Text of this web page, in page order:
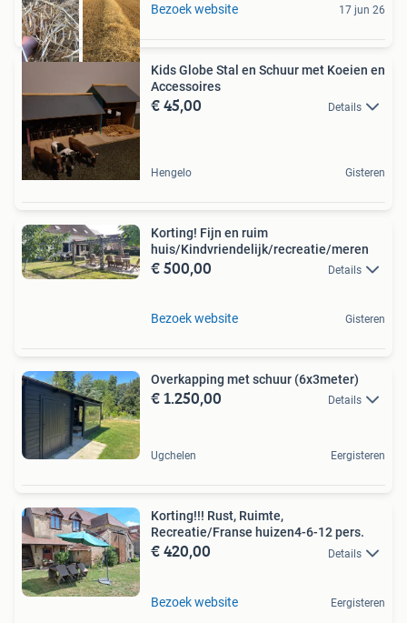
Bezoek website 17 jun 26
Kids Globe Stal en Schuur met Koeien en
Accessoires
€ 45,00 Details
Hengelo Gisteren
Korting! Fijn en ruim
huis/Kindvriendelijk/recreatie/meren
€ 500,00 Details
Bezoek website Gisteren
Overkapping met schuur (6x3meter)
€ 1.250,00 Details
Ugchelen Eergisteren
Korting!!! Rust, Ruimte,
Recreatie/Franse huizen4-6-12 pers.
€ 420,00 Details
Bezoek website Eergisteren